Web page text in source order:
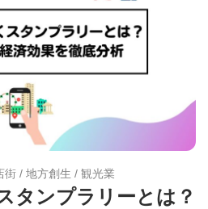
街/ 地方創生 / 観光業
タンプラリーとは？